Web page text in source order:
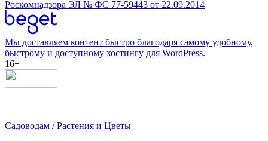
Роскомнадзора ЭЛ № ФС 77-59443 от 22.09.2014
Мы доставляем контент быстро благодаря самому удобному,
быстрому и доступному хостингу для WordPress.
16+
Садоводам /Растения и Цветы